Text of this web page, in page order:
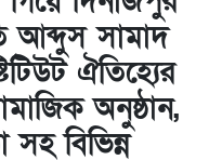
আব্দুস সামাদ
ঐতিহ্যের
অনুষ্ঠান,
সহ বিভিন্ন